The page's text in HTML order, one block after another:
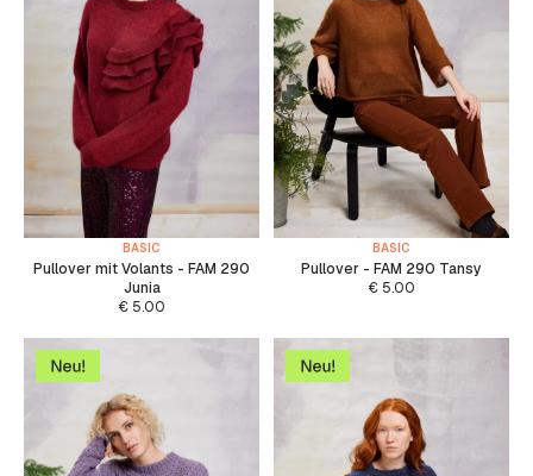
BASIC
Pullover mit Volants - FAM 290
Junia
€ 5.00
BASIC
Pullover - FAM 290 Tansy
€ 5.00